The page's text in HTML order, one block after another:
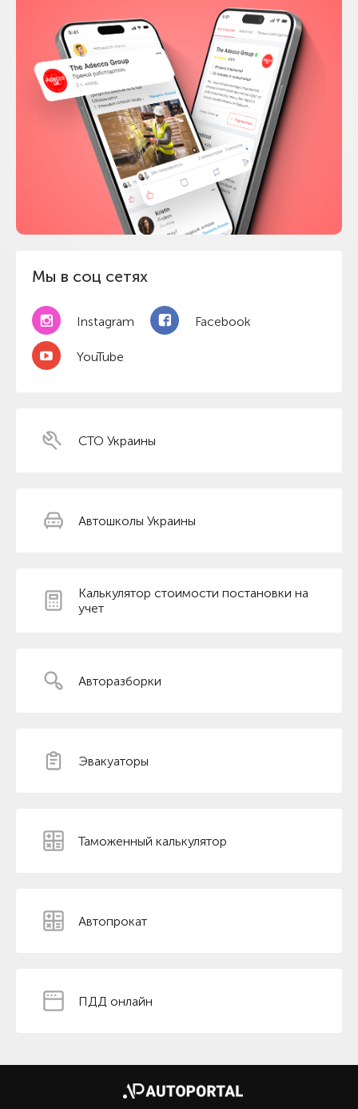
Мы в соц сетях
Instagram Facebook
YouTube
СТО Украины
Автошколы Украины
Калькулятор стоимости постановки на
учет
Авторазборки
Эвакуаторы
Таможенный калькулятор
Автопрокат
ПДД онлайн